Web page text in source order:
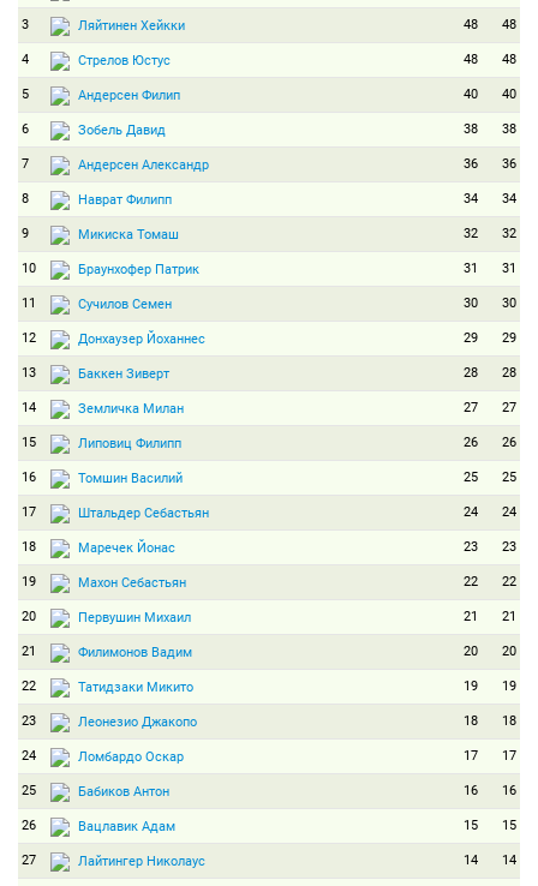
3 Ляйтинен Хейкки 48 48
4 Стрелов Юстус 48 48
5 Андерсен Филип 40 40
6 Зобель Давид 38 38
7 Андерсен Александр 36 36
8 Наврат Филипп 34 34
9 Микиска Томаш 32 32
10 Браунхофер Патрик 31 31
11 Сучилов Семен 30 30
12 Донхаузер Йоханнес 29 29
13 Баккен Зиверт 28 28
14 Земличка Милан 27 27
15 Липовиц Филипп 26 26
16 Томшин Василий 25 25
17 Штальдер Себастьян 24 24
18 Маречек Йонас 23 23
19 Махон Себастьян 22 22
20 Первушин Михаил 21 21
21 Филимонов Вадим 20 20
22 Татидзаки Микито 19 19
23 Леонезио Джакопо 18 18
24 Ломбардо Оскар 17 17
25 Бабиков Антон 16 16
26 Вацлавик Адам 15 15
27 Лайтингер Николаус 14 14